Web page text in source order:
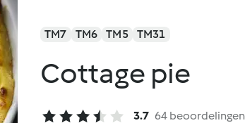
TM7 TM6 TM5 TM31
Cottage pie
3.7 64 beoordelingen